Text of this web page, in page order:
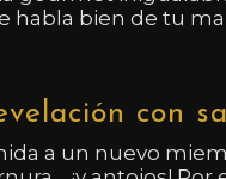
habla bien de tu
con
a un nuevo